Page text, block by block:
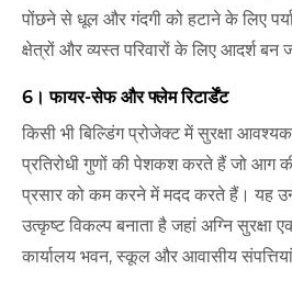
पोंछने से धूल और गंदगी को हटाने के लिए
क्षेत्रों और व्यस्त परिवारों के लिए आदर्श बन
6। फायर-सेफ और फ्लेम रिटार्डेंट
किसी भी बिल्डिंग प्रोजेक्ट में सुरक्षा
प्रतिरोधी गुणों की पेशकश करते हैं जो आग
प्रसार को कम करने में मदद करते हैं। यह
उत्कृष्ट विकल्प बनाता है जहां अग्नि सुरक्षा
कार्यालय भवन, स्कूल और आवासीय